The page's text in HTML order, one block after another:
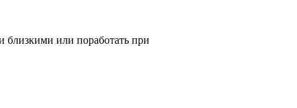
близкими или поработать при